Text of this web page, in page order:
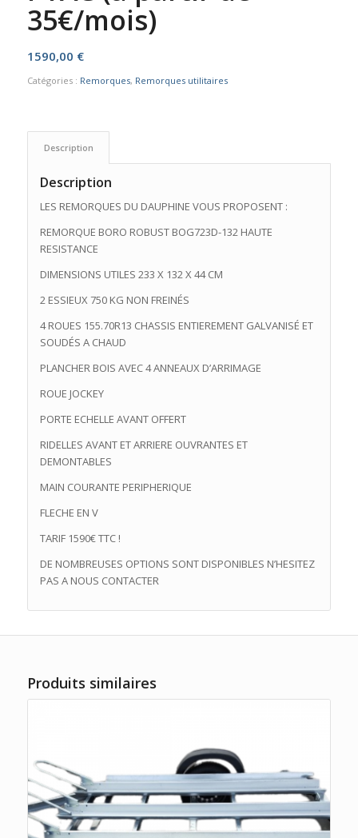
35€/mois)
1590,00 €
Catégories : Remorques, Remorques utilitaires
Description
Description
LES REMORQUES DU DAUPHINE VOUS PROPOSENT :
REMORQUE BORO ROBUST BOG723D-132 HAUTE
RESISTANCE
DIMENSIONS UTILES 233 X 132 X 44 CM
2 ESSIEUX 750 KG NON FREINÉS
4 ROUES 155.70R13 CHASSIS ENTIEREMENT GALVANISÉ ET
SOUDÉS A CHAUD
PLANCHER BOIS AVEC 4 ANNEAUX D’ARRIMAGE
ROUE JOCKEY
PORTE ECHELLE AVANT OFFERT
RIDELLES AVANT ET ARRIERE OUVRANTES ET
DEMONTABLES
MAIN COURANTE PERIPHERIQUE
FLECHE EN V
TARIF 1590€ TTC !
DE NOMBREUSES OPTIONS SONT DISPONIBLES N’HESITEZ
PAS A NOUS CONTACTER
Produits similaires